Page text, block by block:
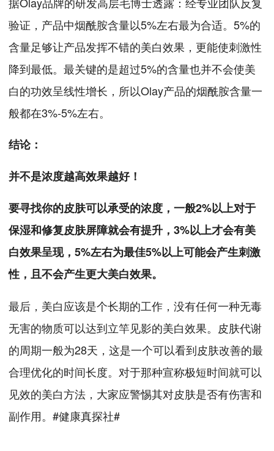
验证，产品中烟酰胺含量以5%左右最为合适。5%的
含量足够让产品发挥不错的美白效果，更能使刺激性
降到最低。最关键的是超过5%的含量也并不会使美
白的功效呈线性增长，所以Olay产品的烟酰胺含量一
般都在3%-5%左右。
结论：
并不是浓度越高效果越好！
要寻找你的皮肤可以承受的浓度，一般2%以上对于
保湿和修复皮肤屏障就会有提升，3%以上才会有美
白效果呈现，5%左右为最佳5%以上可能会产生刺激
性，且不会产生更大美白效果。
最后，美白应该是个长期的工作，没有任何一种无毒
无害的物质可以达到立竿见影的美白效果。皮肤代谢
的周期一般为28天，这是一个可以看到皮肤改善的最
合理优化的时间长度。对于那种宣称极短时间就可以
见效的美白方法，大家应警惕其对皮肤是否有伤害和
副作用。#健康真探社#